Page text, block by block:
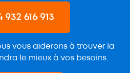
932 616 913
vous aiderons à trouver la
le mieux à vos besoins.